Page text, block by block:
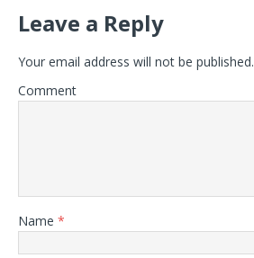
Leave a Reply
Your email address will not be published.
Comment
Name *